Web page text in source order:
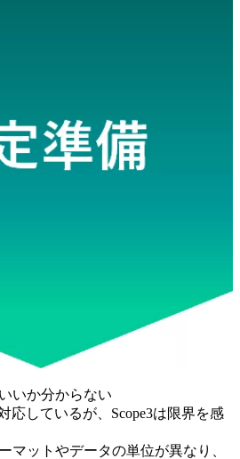
いか分からない
応しているが、Scope3は限界を感
マットやデータの単位が異なり、